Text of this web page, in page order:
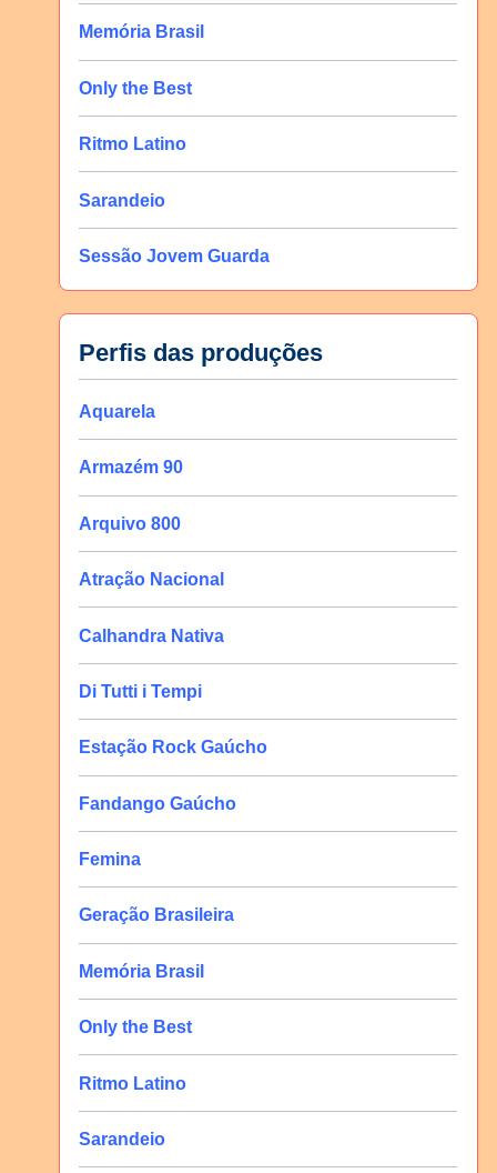
Memória Brasil
Only the Best
Ritmo Latino
Sarandeio
Sessão Jovem Guarda
Perfis das produções
Aquarela
Armazém 90
Arquivo 800
Atração Nacional
Calhandra Nativa
Di Tutti i Tempi
Estação Rock Gaúcho
Fandango Gaúcho
Femina
Geração Brasileira
Memória Brasil
Only the Best
Ritmo Latino
Sarandeio